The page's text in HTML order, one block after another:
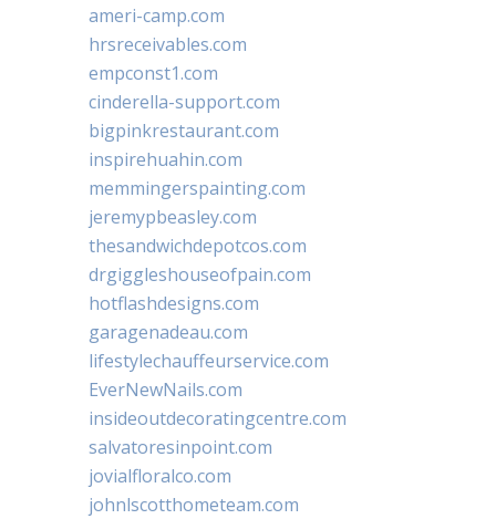
ameri-camp.com
hrsreceivables.com
empconst1.com
cinderella-support.com
bigpinkrestaurant.com
inspirehuahin.com
memmingerspainting.com
jeremypbeasley.com
thesandwichdepotcos.com
drgiggleshouseofpain.com
hotflashdesigns.com
garagenadeau.com
lifestylechauffeurservice.com
EverNewNails.com
insideoutdecoratingcentre.com
salvatoresinpoint.com
jovialfloralco.com
johnlscotthometeam.com